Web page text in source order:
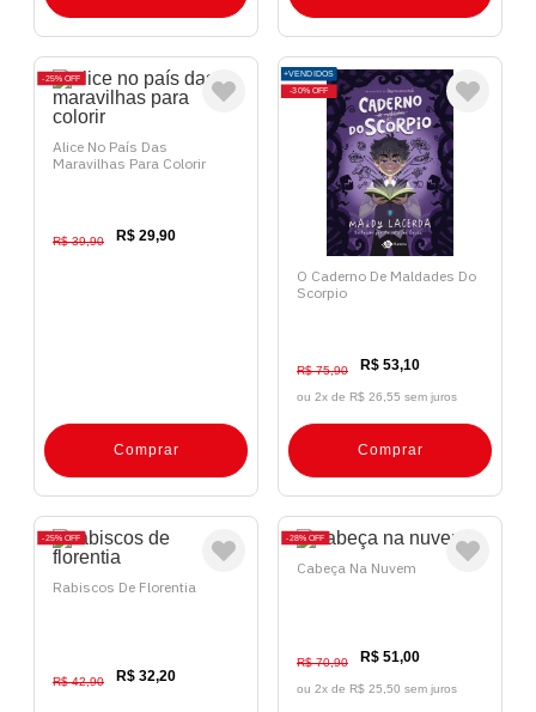
25% OFF
Alice No País Das
Maravilhas Para Colorir
R$ 39,90 R$ 29,90
Comprar
+VENDIDOS
30% OFF
O Caderno De Maldades Do
Scorpio
R$ 75,90 R$ 53,10
ou 2x de R$ 26,55 sem juros
Comprar
25% OFF
Rabiscos De Florentia
R$ 42,90 R$ 32,20
28% OFF
Cabeça Na Nuvem
R$ 70,90 R$ 51,00
ou 2x de R$ 25,50 sem juros